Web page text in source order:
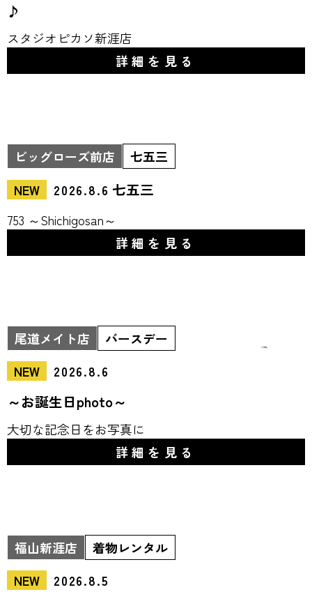
♪
スタジオピカソ新涯店
詳細を見る
ビッグローズ前店
七五三
NEW
2026.8.6 七五三
753 ～Shichigosan～
詳細を見る
尾道メイト店
バースデー
NEW
2026.8.6
～お誕生日photo～
大切な記念日をお写真に
詳細を見る
福山新涯店
着物レンタル
NEW
2026.8.5